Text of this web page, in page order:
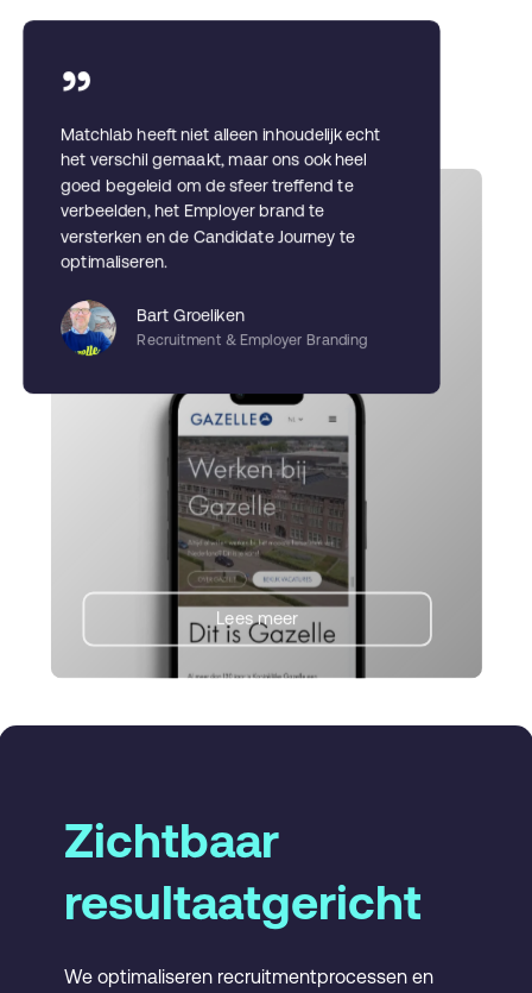
”
Matchlab heeft niet alleen inhoudelijk echt
het verschil gemaakt, maar ons ook heel
goed begeleid om de sfeer treffend te
verbeelden, het Employer brand te
versterken en de Candidate Journey te
optimaliseren.
Bart Groeliken
Recruitment & Employer Branding
Lees meer
Zichtbaar
resultaatgericht
We optimaliseren recruitmentprocessen en